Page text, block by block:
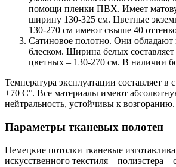
помощи пленки ПВХ. Имеет
ширину 130-325 см. Цветные
130-270 см имеют свыше 40
Сатиновое полотно. Они
блеском. Ширина белых
цветных – 130-270 см. В наличии
Температура эксплуатации составляет в
+70 С°. Все материалы имеют
нейтральность, устойчивы к возгоранию.
Параметры тканевых полотен
Немецкие потолки тканевые
искусственного текстиля – полиэстера